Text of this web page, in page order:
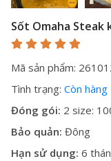
Sốt Omaha Steak
Mã sản phẩm:
Tình trạng: Còn hàng
Đóng gói: 2 size:
Bảo quản: Đông
Hạn sử dụng: 6